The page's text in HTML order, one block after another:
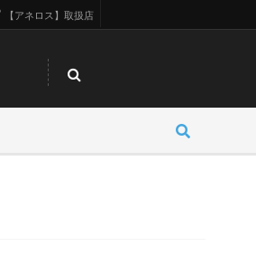
【アネロス】取扱店